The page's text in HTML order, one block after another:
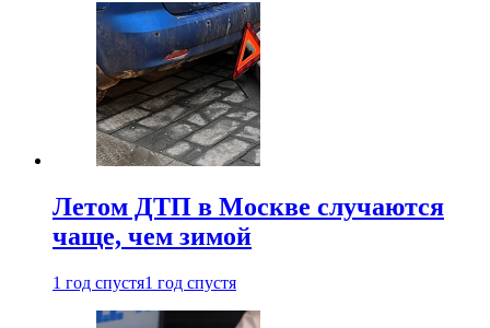
Летом ДТП в Москве случаются
чаще, чем зимой
1 год спустя1 год спустя